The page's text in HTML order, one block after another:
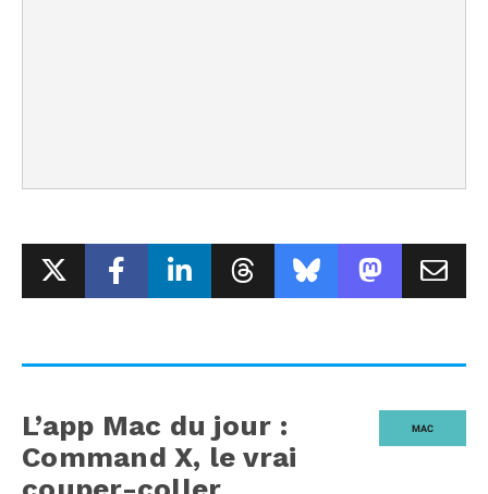
MAC
L’app Mac du jour :
Command X, le vrai